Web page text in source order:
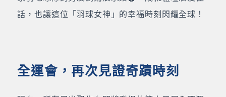
話，也讓這位「羽球女神」的幸福時刻閃耀全球！
全運會，再次見證奇蹟時刻